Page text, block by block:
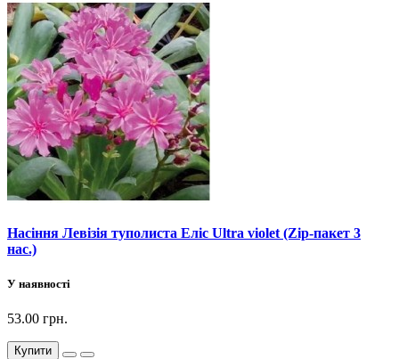
Насіння Левізія туполиста Еліс Ultra violet (Zip-пакет 3
нас.)
У наявності
53.00 грн.
Купити